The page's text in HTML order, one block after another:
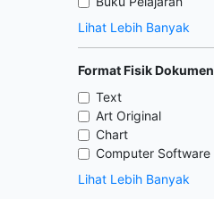
Lihat Lebih Banyak
Format Fisik Dokumen
Text
Art Original
Chart
Computer Software
Lihat Lebih Banyak